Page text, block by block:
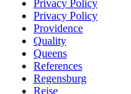
Privacy Policy
Privacy Policy
Providence
Quality
Queens
References
Regensburg
Reise